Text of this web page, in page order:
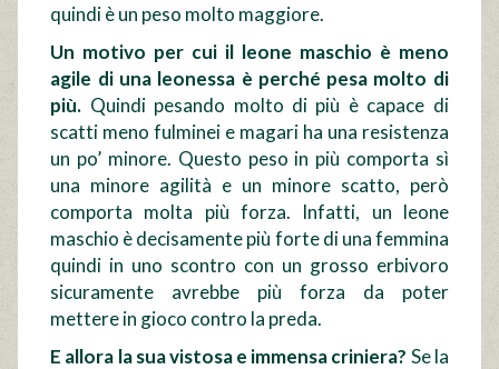
quindi è un peso molto maggiore.
Un motivo per cui il leone maschio è meno
agile di una leonessa è perché pesa molto di
più. Quindi pesando molto di più è capace di
scatti meno fulminei e magari ha una resistenza
un po’ minore. Questo peso in più comporta sì
una minore agilità e un minore scatto, però
comporta molta più forza. Infatti, un leone
maschio è decisamente più forte di una femmina
quindi in uno scontro con un grosso erbivoro
sicuramente avrebbe più forza da poter
mettere in gioco contro la preda.
E allora la sua vistosa e immensa criniera? Se la